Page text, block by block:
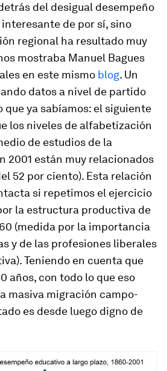
del desigual desempeño
de por sí, sino
regional ha resultado muy
mostraba Manuel Bagues
en este mismo blog. Un
datos a nivel de partido
ya sabíamos: el siguiente
los niveles de alfabetización
de estudios de la
2001 están muy relacionados
52 por ciento). Esta relación
si repetimos el ejercicio
la estructura productiva de
(medida por la importancia
y de las profesiones liberales
Teniendo en cuenta que
años, con todo lo que eso
masiva migración campo-
es desde luego digno de